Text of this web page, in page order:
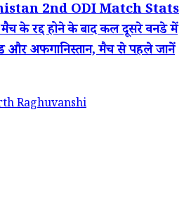
2nd ODI Match Stats
रद्द होने के बाद कल दूसरे वनडे में
अफगानिस्तान, मैच से पहले जानें
Raghuvanshi